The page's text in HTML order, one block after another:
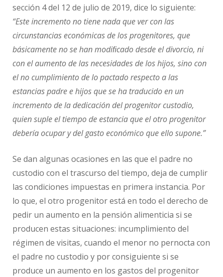
sección 4 del 12 de julio de 2019, dice lo siguiente:
“Este incremento no tiene nada que ver con las
circunstancias económicas de los progenitores, que
básicamente no se han modiﬁcado desde el divorcio, ni
con el aumento de las necesidades de los hijos, sino con
el no cumplimiento de lo pactado respecto a las
estancias padre e hijos que se ha traducido en un
incremento de la dedicación del progenitor custodio,
quien suple el tiempo de estancia que el otro progenitor
debería ocupar y del gasto económico que ello supone.”
Se dan algunas ocasiones en las que el padre no
custodio con el trascurso del tiempo, deja de cumplir
las condiciones impuestas en primera instancia. Por
lo que, el otro progenitor está en todo el derecho de
pedir un aumento en la pensión alimenticia si se
producen estas situaciones: incumplimiento del
régimen de visitas, cuando el menor no pernocta con
el padre no custodio y por consiguiente si se
produce un aumento en los gastos del progenitor